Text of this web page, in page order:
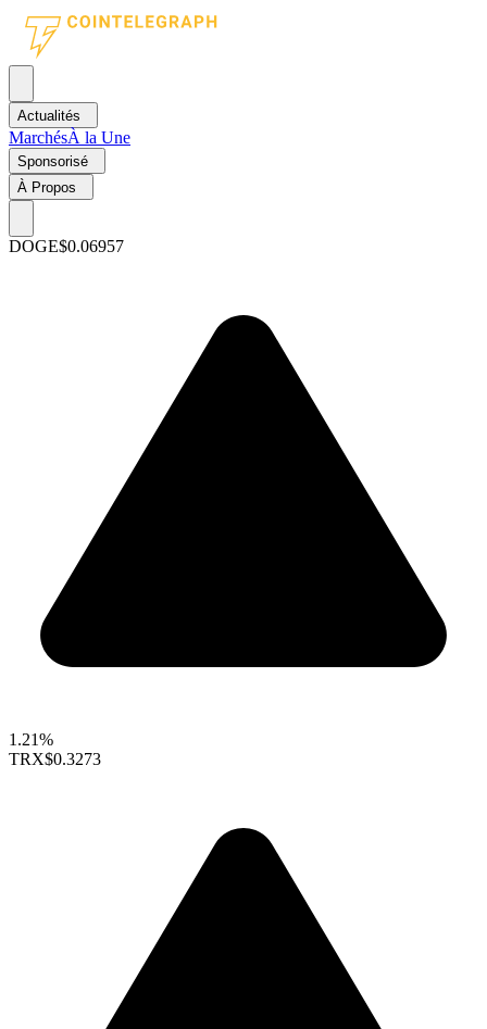
Actualités
MarchésÀ la Une
Sponsorisé
À Propos
DOGE$0.06957
1.21%
TRX$0.3273